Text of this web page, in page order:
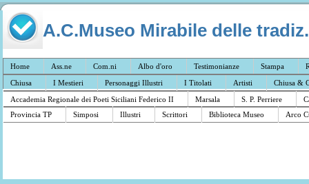
A.C.Museo Mirabile delle
Home Ass.ne Com.ni Albo d'oro Testimonianze Stampa
Chiusa
I Mestieri Personaggi Illustri I Titolati Artisti
Chiusa &
Accademia Regionale dei Poeti Siciliani Federico II
Marsala S. P. Perriere
Provincia TP
Simposi Illustri Scrittori Biblioteca Museo Arco